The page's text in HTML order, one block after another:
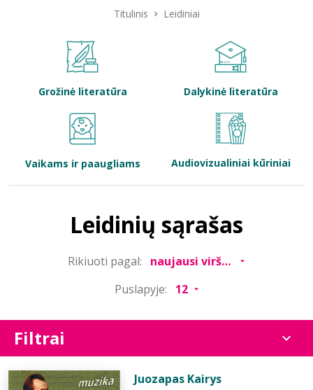
Bibliotekoms
Titulinis Leidiniai
Grožinė literatūra Dalykinė literatūra
Vaikams ir paaugliams Audiovizualiniai kūriniai
Leidinių sąrašas
Rikiuoti pagal:
Puslapyje:
Filtrai
Juozapas Kairys